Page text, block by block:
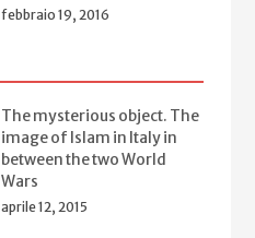
febbraio 19, 2016
The mysterious object. The
image of Islam in Italy in
between the two World
Wars
aprile 12, 2015